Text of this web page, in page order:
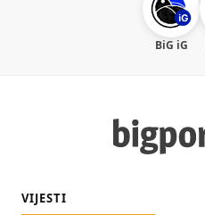
BiG iG
VIJESTI